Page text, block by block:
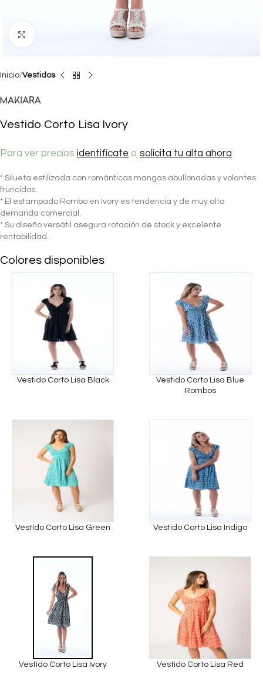
Inicio Vestidos
Vestido Corto Lisa Ivory
Para ver precios identifícate o solicita tu alta ahora.
* Silueta estilizada con románticas mangas abullonadas y volantes
fruncidos.
* El estampado Rombo en Ivory es tendencia y de muy alta
demanda comercial.
* Su diseño versátil asegura rotación de stock y excelente
rentabilidad.
Colores disponibles
Vestido Corto Lisa Black
Vestido Corto Lisa Blue
Rombos
Vestido Corto Lisa Green Vestido Corto Lisa Indigo
Vestido Corto Lisa Ivory Vestido Corto Lisa Red